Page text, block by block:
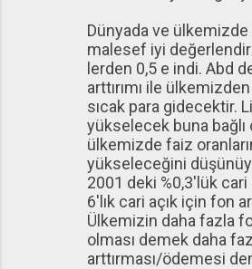
Dünyada ve
malesef iyi
lerden 0,5 e indi. Abd
arttırımı ile
sıcak para gidecektir.
yükselecek buna bağlı
ülkemizde faiz
yükseleceğini
2001 deki %0,3'lük cari
6'lık cari açık için fon
Ülkemizin daha fazla
olması demek daha
arttırması/ödemesi